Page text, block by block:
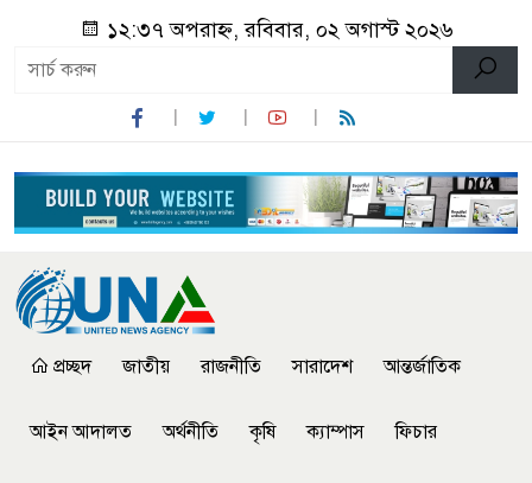
১২:৩৭ অপরাহ্ন, রবিবার, ০২ অগাস্ট ২০২৬
প্রচ্ছদ জাতীয় রাজনীতি সারাদেশ আন্তর্জাতিক
আইন আদালত অর্থনীতি কৃষি ক্যাম্পাস ফিচার